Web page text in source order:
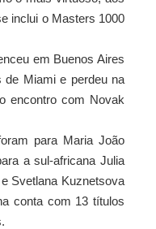
inclui o Masters 1000
em Buenos Aires
de Miami e perdeu na
encontro com Novak
para Maria João
a sul-africana Julia
Svetlana Kuznetsova
conta com 13 títulos